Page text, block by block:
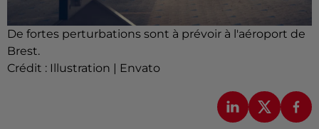
De fortes perturbations sont à prévoir à l'aéroport de
Brest.
Crédit : Illustration | Envato